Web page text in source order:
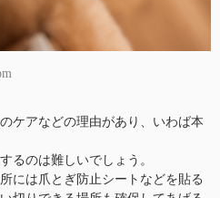
ケアなどの理由があり、いわば本
るのは難しいでしょう。
には爪とぎ防止シートなどを貼る